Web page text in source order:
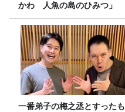
かわ 人魚の島のひみつ」
一番弟子の梅之丞とすったも